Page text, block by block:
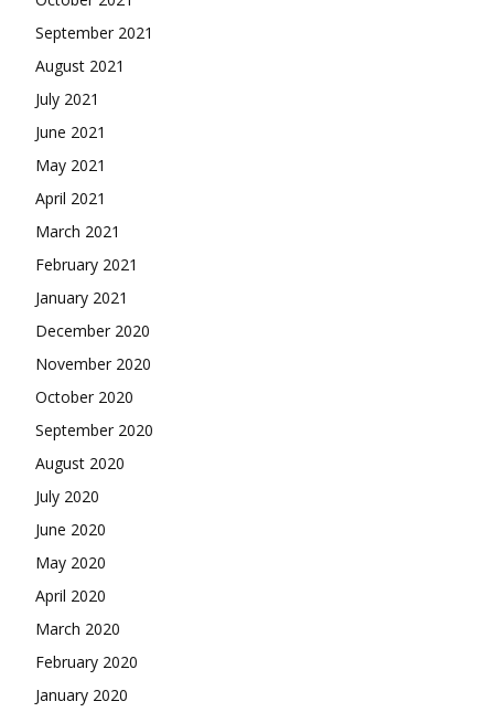
September 2021
August 2021
July 2021
June 2021
May 2021
April 2021
March 2021
February 2021
January 2021
December 2020
November 2020
October 2020
September 2020
August 2020
July 2020
June 2020
May 2020
April 2020
March 2020
February 2020
January 2020